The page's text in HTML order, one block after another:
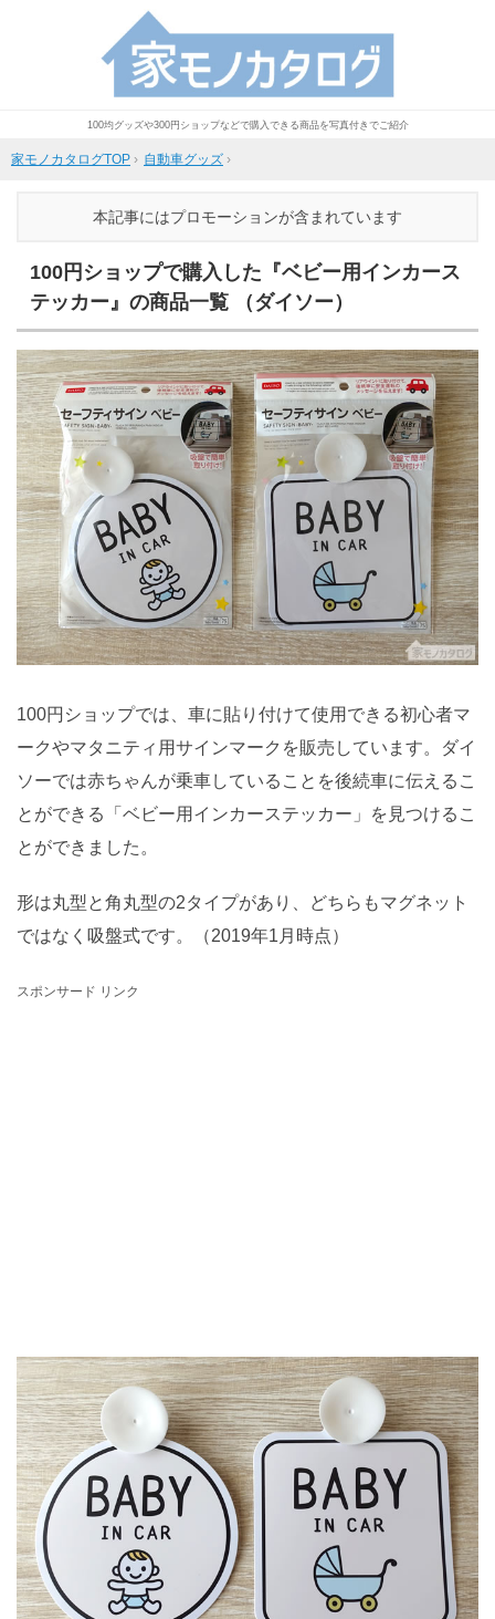
100均グッズや300円ショップなどで購入できる商品を写真付きでご紹介
家モノカタログTOP › 自動車グッズ ›
本記事にはプロモーションが含まれています
100円ショップで購入した『ベビー用インカース
テッカー』の商品一覧 （ダイソー）
100円ショップでは、車に貼り付けて使用できる初心者マ
ークやマタニティ用サインマークを販売しています。ダイ
ソーでは赤ちゃんが乗車していることを後続車に伝えるこ
とができる「ベビー用インカーステッカー」を見つけるこ
とができました。
形は丸型と角丸型の2タイプがあり、どちらもマグネット
ではなく吸盤式です。（2019年1月時点）
スポンサード リンク